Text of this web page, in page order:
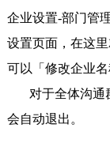
企业设置-部门管
设置页面，在这
可以「修改企业名
对于全体沟通
会自动退出。